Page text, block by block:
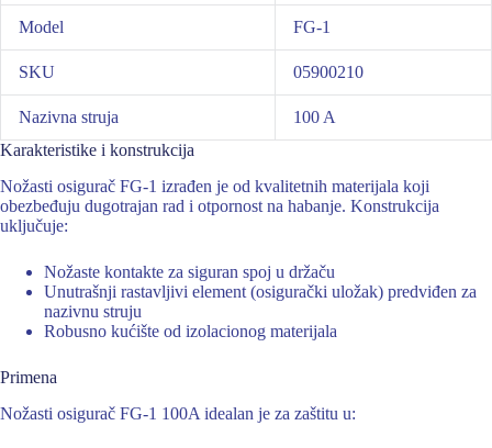
Model FG-1
SKU 05900210
Nazivna struja
100 A
Karakteristike i konstrukcija
Nožasti osigurač FG-1 izrađen je od kvalitetnih materijala koji
obezbeđuju dugotrajan rad i otpornost na habanje. Konstrukcija
uključuje:
Nožaste kontakte za siguran spoj u držaču
Unutrašnji rastavljivi element (osigurački uložak) predviđen za
nazivnu struju
Robusno kućište od izolacionog materijala
Primena
Nožasti osigurač FG-1 100A idealan je za zaštitu u: